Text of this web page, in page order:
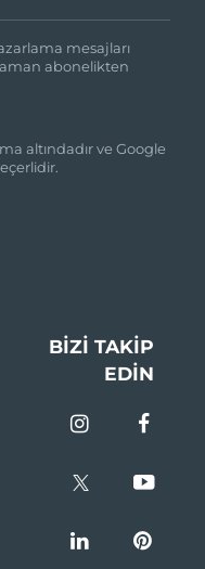
mesajları
abonelikten
altındadır ve Google
BIZI TAKIP
EDIN